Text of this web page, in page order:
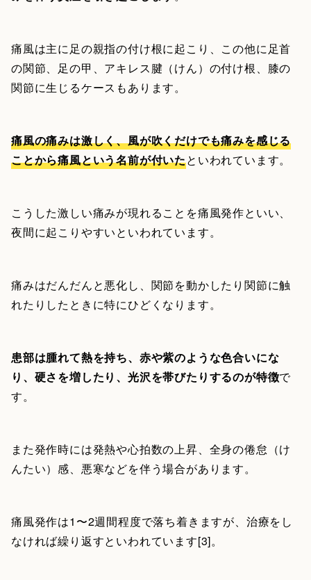
痛風は主に足の親指の付け根に起こり、この他に足首
の関節、足の甲、アキレス腱（けん）の付け根、膝の
関節に生じるケースもあります。
痛風の痛みは激しく、風が吹くだけでも痛みを感じる
ことから痛風という名前が付いたといわれています。
こうした激しい痛みが現れることを痛風発作といい、
夜間に起こりやすいといわれています。
痛みはだんだんと悪化し、関節を動かしたり関節に触
れたりしたときに特にひどくなります。
患部は腫れて熱を持ち、赤や紫のような色合いにな
り、硬さを増したり、光沢を帯びたりするのが特徴で
す。
また発作時には発熱や心拍数の上昇、全身の倦怠（け
んたい）感、悪寒などを伴う場合があります。
痛風発作は1〜2週間程度で落ち着きますが、治療をし
なければ繰り返すといわれています[3]。